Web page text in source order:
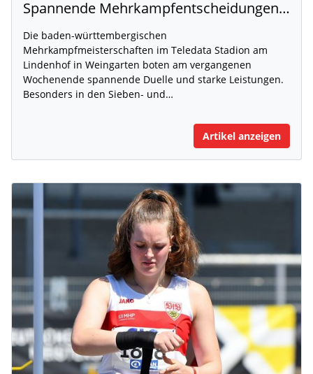
Spannende Mehrkampfentscheidungen in Weingarten
Die baden-württembergischen
Mehrkampfmeisterschaften im Teledata Stadion am
Lindenhof in Weingarten boten am vergangenen
Wochenende spannende Duelle und starke Leistungen.
Besonders in den Sieben- und…
Artikel anzeigen